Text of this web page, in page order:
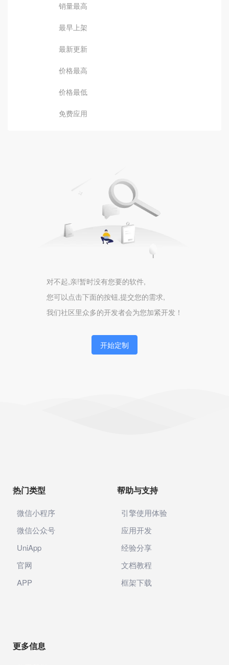
销量最高
最早上架
最新更新
价格最高
价格最低
免费应用
对不起,亲!暂时没有您要的软件,
您可以点击下面的按钮,提交您的需求,
我们社区里众多的开发者会为您加紧开发！
开始定制
热门类型
微信小程序
微信公众号
UniApp
官网
APP
帮助与支持
引擎使用体验
应用开发
经验分享
文档教程
框架下载
更多信息